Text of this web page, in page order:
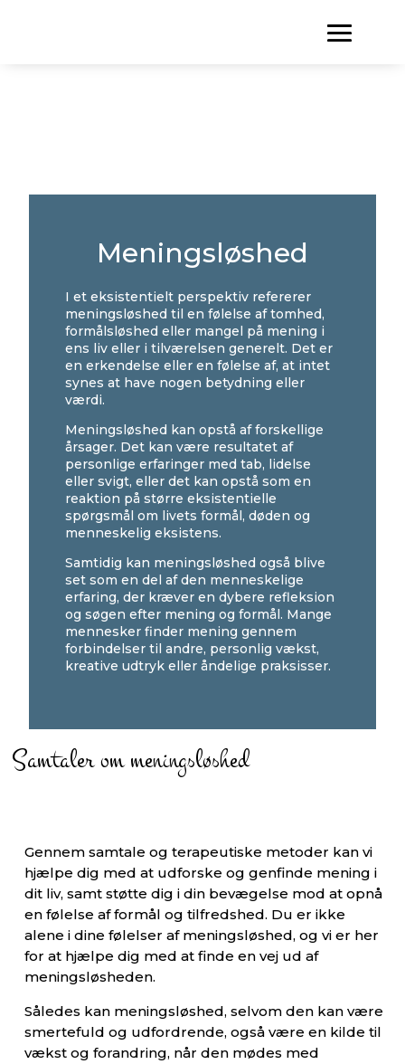
Meningsløshed
I et eksistentielt perspektiv refererer
meningsløshed til en følelse af tomhed,
formålsløshed eller mangel på mening i
ens liv eller i tilværelsen generelt. Det er
en erkendelse eller en følelse af, at intet
synes at have nogen betydning eller
værdi.
Meningsløshed kan opstå af forskellige
årsager. Det kan være resultatet af
personlige erfaringer med tab, lidelse
eller svigt, eller det kan opstå som en
reaktion på større eksistentielle
spørgsmål om livets formål, døden og
menneskelig eksistens.
Samtidig kan meningsløshed også blive
set som en del af den menneskelige
erfaring, der kræver en dybere refleksion
og søgen efter mening og formål. Mange
mennesker finder mening gennem
forbindelser til andre, personlig vækst,
kreative udtryk eller åndelige praksisser.
Samtaler om meningsløshed
Gennem samtale og terapeutiske metoder kan vi
hjælpe dig med at udforske og genfinde mening i
dit liv, samt støtte dig i din bevægelse mod at opnå
en følelse af formål og tilfredshed. Du er ikke
alene i dine følelser af meningsløshed, og vi er her
for at hjælpe dig med at finde en vej ud af
meningsløsheden.
Således kan meningsløshed, selvom den kan være
smertefuld og udfordrende, også være en kilde til
vækst og forandring, når den mødes med